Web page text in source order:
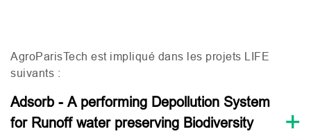
AgroParisTech est impliqué dans les projets LIFE
suivants :
Adsorb - A performing Depollution System
for Runoff water preserving Biodiversity